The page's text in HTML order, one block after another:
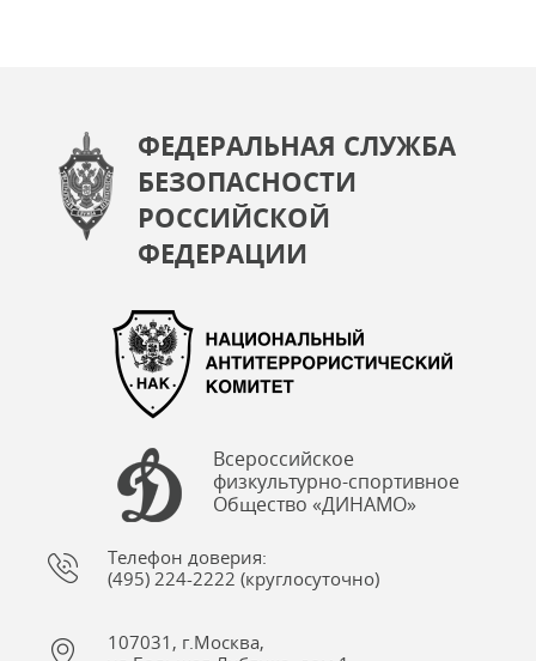
ФЕДЕРАЛЬНАЯ СЛУЖБА
БЕЗОПАСНОСТИ
РОССИЙСКОЙ
ФЕДЕРАЦИИ
Всероссийское
физкультурно-спортивное
Общество «ДИНАМО»
Телефон доверия:
(495) 224-2222 (круглосуточно)
107031, г.Москва,